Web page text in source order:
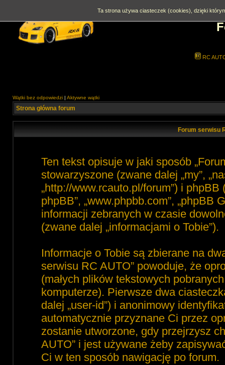
RC
Wątki bez odpowiedzi | Aktywne wątki
Strona główna forum
Forum serwisu
Ten tekst opisuje w jaki sposób
stowarzyszone (zwane dalej „my”,
„http://www.rcauto.pl/forum”) i phpBB
phpBB”, „www.phpbb.com”, „phpBB
informacji zebranych w czasie
(zwane dalej „informacjami o Tobie”).
Informacje o Tobie są zbierane na
serwisu RC AUTO” powoduje, że
(małych plików tekstowych
komputerze). Pierwsze dwa
dalej „user-id”) i anonimowy
automatycznie przyznane Ci przez
zostanie utworzone, gdy przejrzysz
AUTO” i jest używane żeby
Ci w ten sposób nawigację po forum.
Ta strona używa ciasteczek (cookies), dzięki